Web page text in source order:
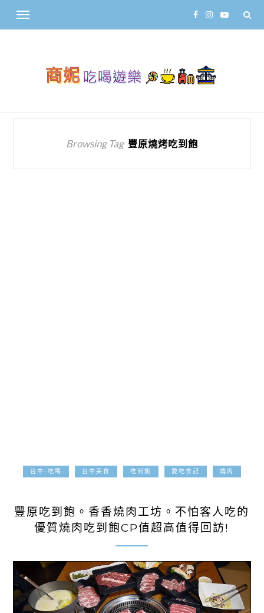
Browsing Tag 豐原燒烤吃到飽
台中-吃喝 台中美食 吃到飽 愛吃食記 燒肉
豐原吃到飽。香香燒肉工坊。不怕客人吃的
優質燒肉吃到飽CP值超高值得回訪!